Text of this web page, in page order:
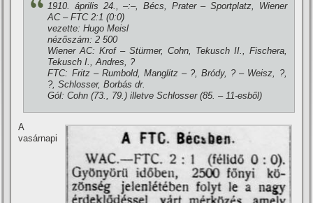
1910. április 24., –:–, Bécs, Prater – Sportplatz, Wiener
AC – FTC 2:1 (0:0)
vezette: Hugo Meisl
nézőszám: 2 500
Wiener AC: Krof – Stürmer, Cohn, Tekusch II., Fischera,
Tekusch I., Andres, ?
FTC: Fritz – Rumbold, Manglitz – ?, Bródy, ? – Weisz, ?,
?, Schlosser, Borbás dr.
Gól: Cohn (73., 79.) illetve Schlosser (85. – 11-esből)
A
vasárnapi